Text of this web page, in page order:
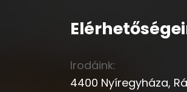
Irodáink:
4400 Nyíregyháza,